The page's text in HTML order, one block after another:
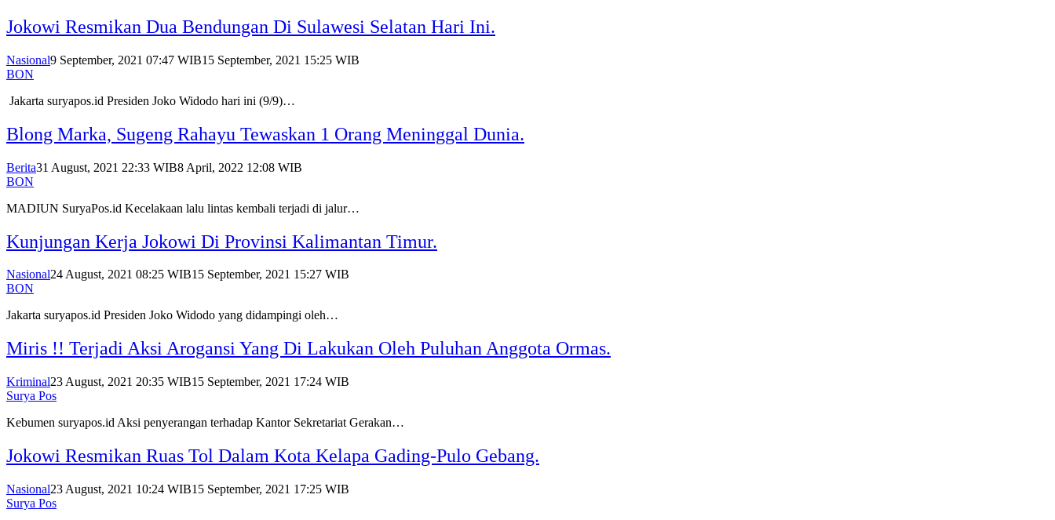
Jokowi Resmikan Dua Bendungan Di Sulawesi Selatan Hari Ini.
Nasional9 September, 2021 07:47 WIB15 September, 2021 15:25 WIB
BON
Jakarta suryapos.id Presiden Joko Widodo hari ini (9/9)…
Blong Marka, Sugeng Rahayu Tewaskan 1 Orang Meninggal Dunia.
Berita31 August, 2021 22:33 WIB8 April, 2022 12:08 WIB
BON
MADIUN SuryaPos.id Kecelakaan lalu lintas kembali terjadi di jalur…
Kunjungan Kerja Jokowi Di Provinsi Kalimantan Timur.
Nasional24 August, 2021 08:25 WIB15 September, 2021 15:27 WIB
BON
Jakarta suryapos.id Presiden Joko Widodo yang didampingi oleh…
Miris !! Terjadi Aksi Arogansi Yang Di Lakukan Oleh Puluhan Anggota Ormas.
Kriminal23 August, 2021 20:35 WIB15 September, 2021 17:24 WIB
Surya Pos
Kebumen suryapos.id Aksi penyerangan terhadap Kantor Sekretariat Gerakan…
Jokowi Resmikan Ruas Tol Dalam Kota Kelapa Gading-Pulo Gebang.
Nasional23 August, 2021 10:24 WIB15 September, 2021 17:25 WIB
Surya Pos